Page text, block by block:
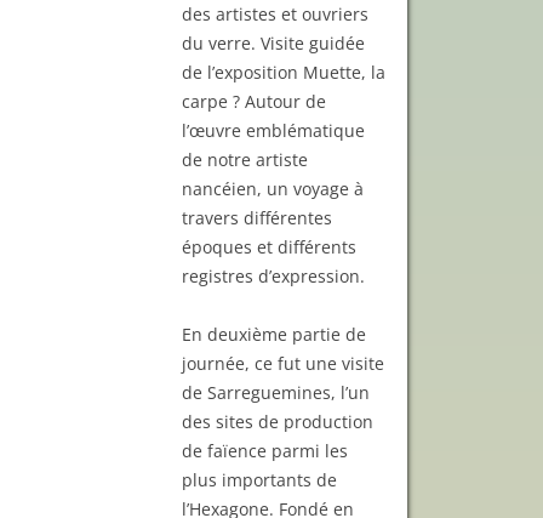
des artistes et ouvriers
du verre. Visite guidée
de l’exposition Muette, la
carpe ? Autour de
l’œuvre emblématique
de notre artiste
nancéien, un voyage à
travers différentes
époques et différents
registres d’expression.
En deuxième partie de
journée, ce fut une visite
de Sarreguemines, l’un
des sites de production
de faïence parmi les
plus importants de
l’Hexagone. Fondé en